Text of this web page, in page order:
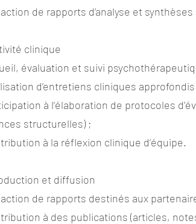
de rapports d’analyse et
clinique
évaluation et suivi
d’entretiens cliniques
à l’élaboration de protocoles
structurelles) ;
à la réflexion clinique d’équipe.
et diffusion
de rapports destinés aux
à des publications (articles,